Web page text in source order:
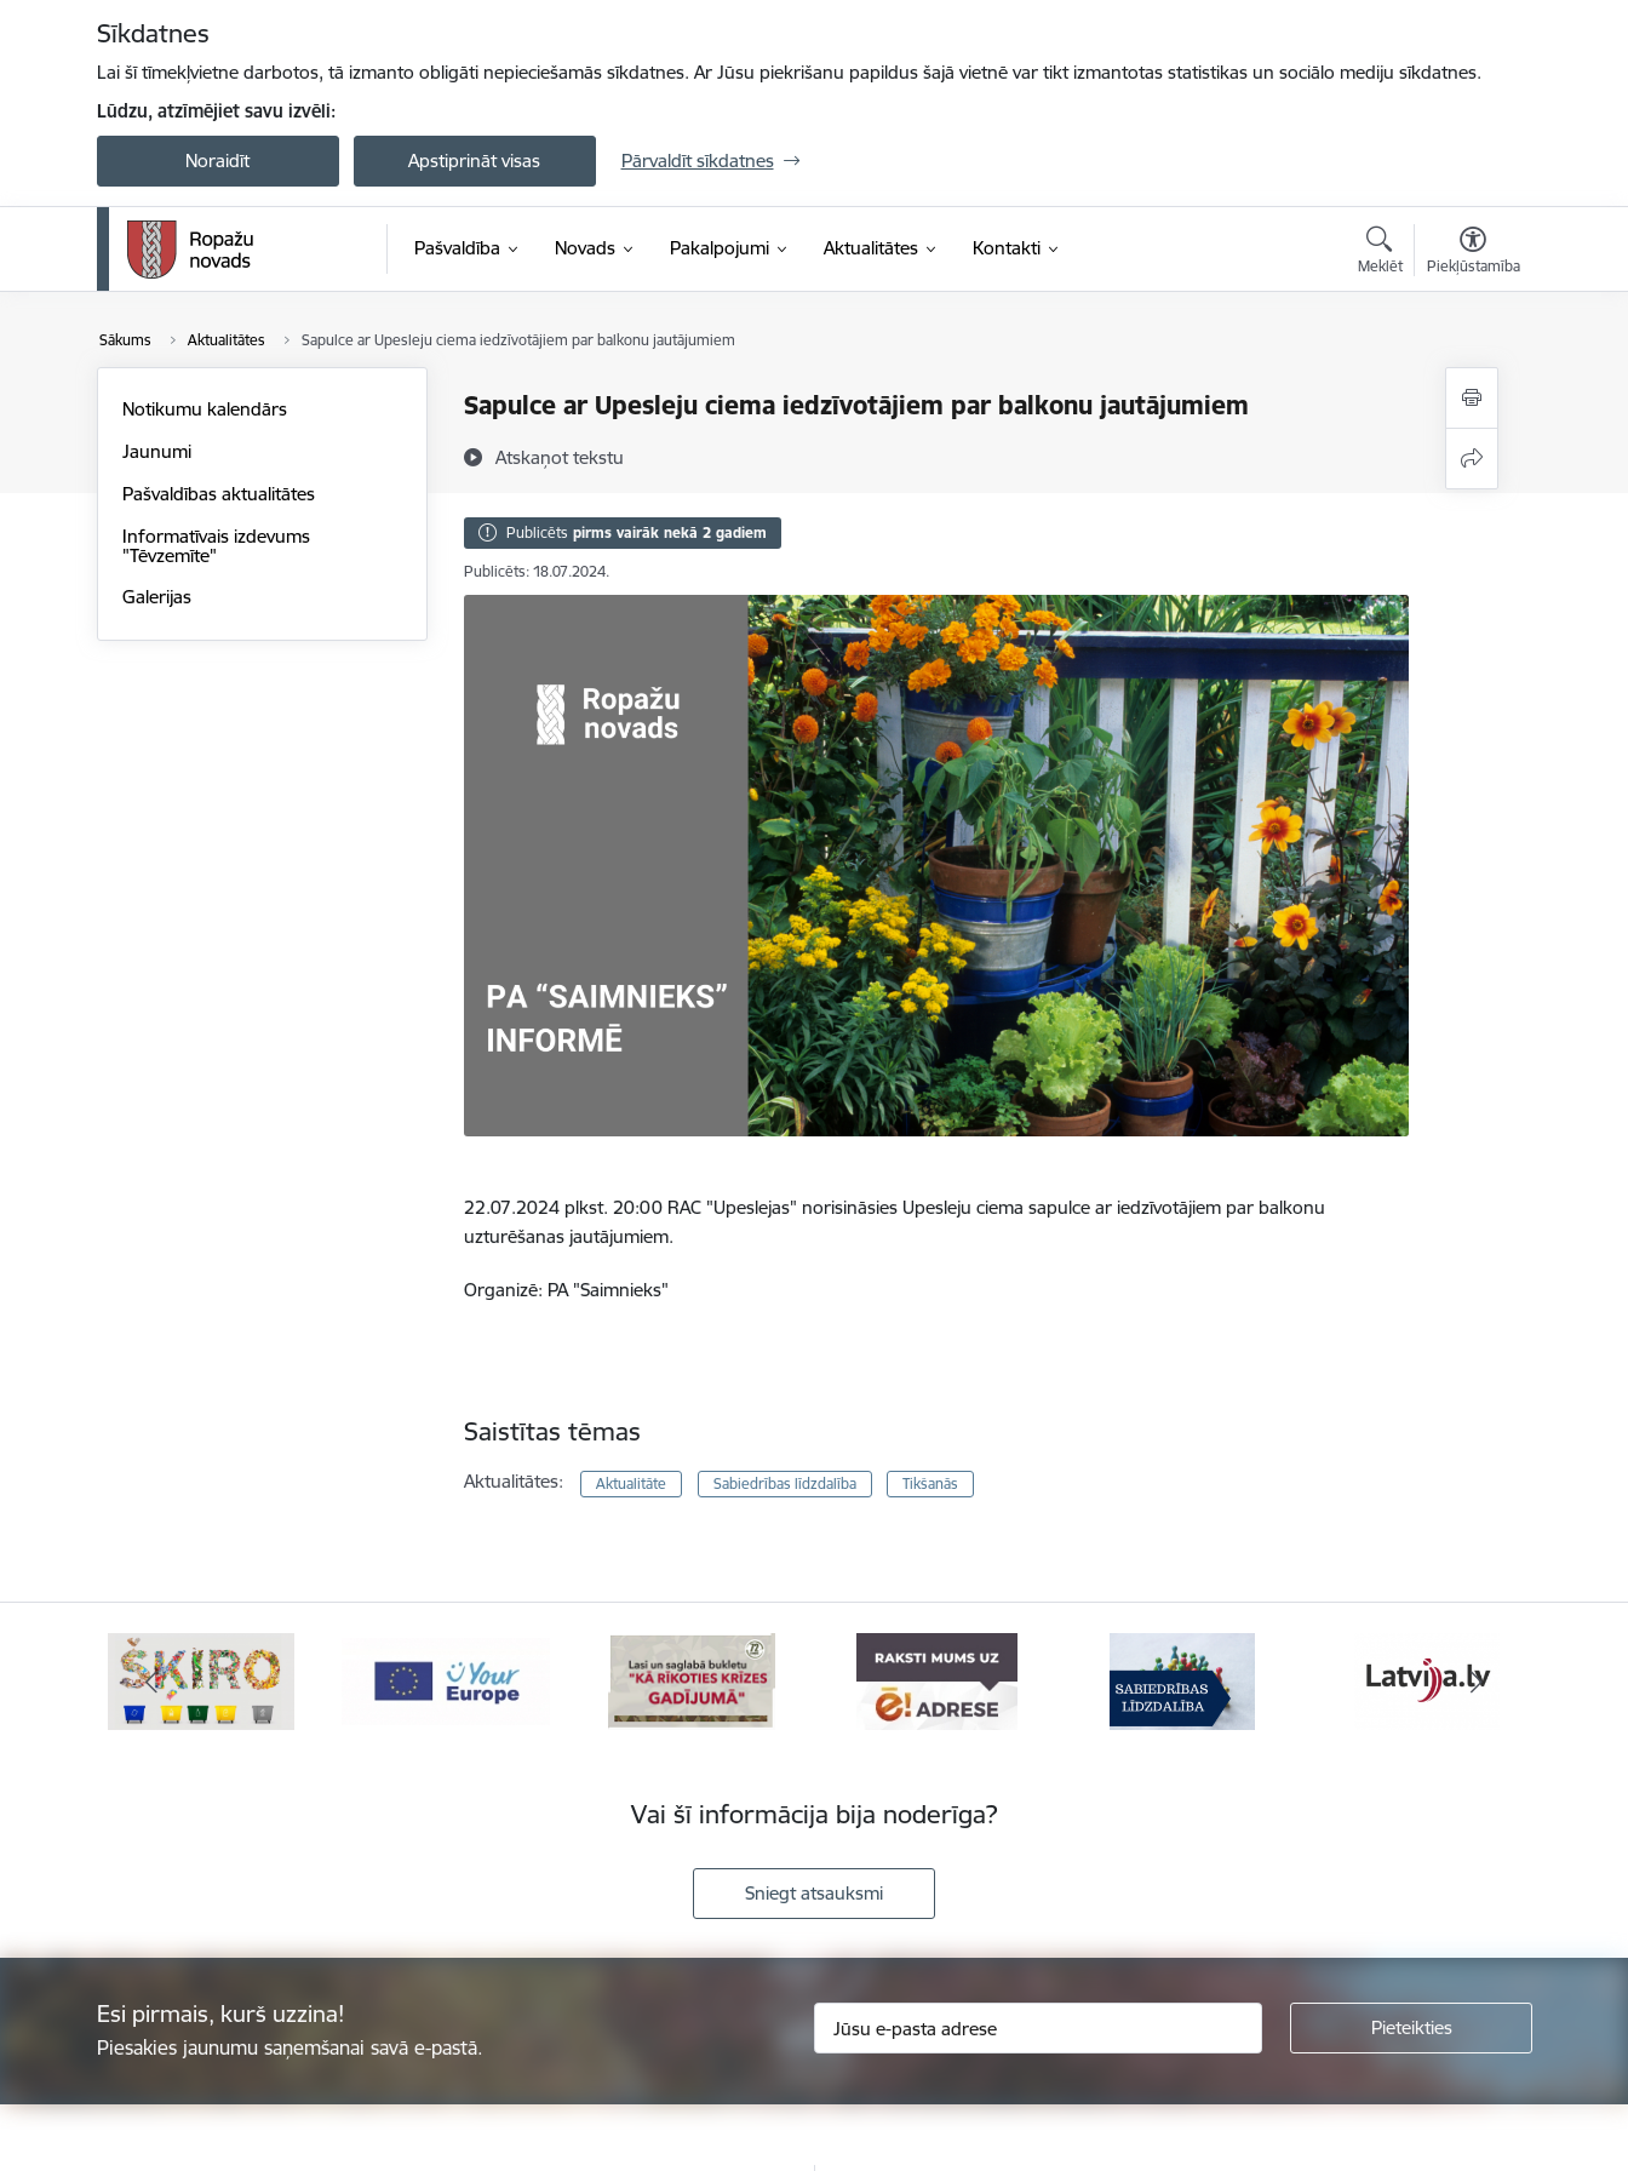
Sīkdatnes
Lai šī tīmekļvietne darbotos, tā izmanto obligāti nepieciešamās sīkdatnes. Ar Jūsu piekrišanu papildus šajā vietnē var tikt izmantotas statistikas un sociālo mediju sīkdatnes.
Lūdzu, atzīmējiet savu izvēli:
Noraidīt Apstiprināt visas Pārvaldīt sīkdatnes
Pašvaldība Novads Pakalpojumi Aktualitātes Kontakti
Meklēt Piekļūstamība
Sākums Aktualitātes Sapulce ar Upesleju ciema iedzīvotājiem par balkonu jautājumiem
Sapulce ar Upesleju ciema iedzīvotājiem par balkonu jautājumiem
Atskaņot tekstu
Notikumu kalendārs
Jaunumi
Pašvaldības aktualitātes
Informatīvais izdevums
"Tēvzemīte"
Galerijas
Publicēts pirms vairāk nekā 2 gadiem
Publicēts: 18.07.2024.
22.07.2024 plkst. 20:00 RAC "Upeslejas" norisināsies Upesleju ciema sapulce ar iedzīvotājiem par balkonu
uzturēšanas jautājumiem.
Organizē: PA "Saimnieks"
Saistītas tēmas
Aktualitātes: Aktualitāte Sabiedrības līdzdalība Tikšanās
Vai šī informācija bija noderīga?
Sniegt atsauksmi
Esi pirmais, kurš uzzina!
Piesakies jaunumu saņemšanai savā e-pastā.